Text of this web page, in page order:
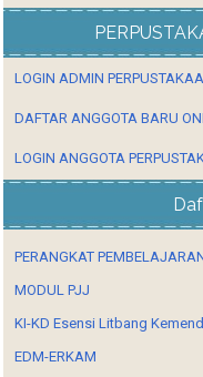
LOGIN ADMIN
DAFTAR ANGGOTA BARU
LOGIN ANGGOTA
PERANGKAT
MODUL PJJ
KI-KD Esensi Litbang
EDM-ERKAM